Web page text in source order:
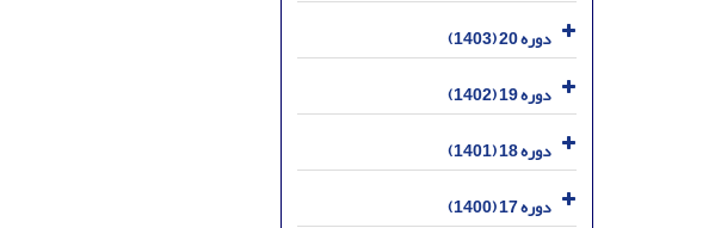
دوره 20 (1403)
دوره 19 (1402)
دوره 18 (1401)
دوره 17 (1400)